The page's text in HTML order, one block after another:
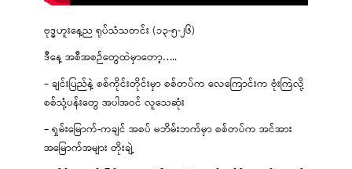
ဗုဒ္ဓဟူးနေ့ည ရုပ်သံသတင်း (၁၃-၅-၂၆)
ဒီနေ့ အစီအစဉ်တွေထဲမှာတော့…..
– ချင်းပြည်နဲ့ စစ်ကိုင်းတိုင်းမှာ စစ်တပ်က လေကြောင်းက ဗုံးကြဲလို့
စစ်သုံ့ပန်းတွေ အပါအဝင် လူသေဆုံး
– ရှမ်းမြောက်-ကချင် အစပ် မဘိမ်းဘက်မှာ စစ်တပ်က အင်အား
အမြောက်အများ တိုးချဲ့